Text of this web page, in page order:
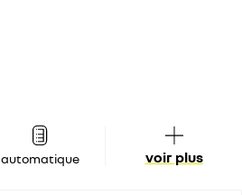
automatique voir plus